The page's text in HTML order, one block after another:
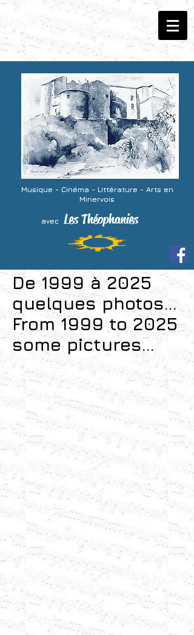
Musique - Cinéma - Littérature - Arts en
Minervois
avecLes Théophanies
De 1999 à 2025
quelques photos...
From 1999 to 2025
some pictures...